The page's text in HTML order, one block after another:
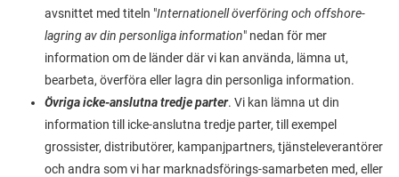
avsnittet med titeln "Internationell överföring och offshore-
lagring av din personliga information" nedan för mer
information om de länder där vi kan använda, lämna ut,
bearbeta, överföra eller lagra din personliga information.
Övriga icke-anslutna tredje parter. Vi kan lämna ut din
information till icke-anslutna tredje parter, till exempel
grossister, distributörer, kampanjpartners, tjänsteleverantörer
och andra som vi har marknadsförings-samarbeten med, eller